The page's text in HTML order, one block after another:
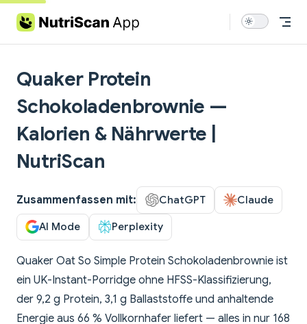
Skip to content
Quaker Protein
Schokoladenbrownie —
Kalorien & Nährwerte |
NutriScan
Zusammenfassen mit: ChatGPT Claude
AI Mode Perplexity
Quaker Oat So Simple Protein Schokoladenbrownie ist
ein UK-Instant-Porridge ohne HFSS-Klassifizierung,
der 9,2 g Protein, 3,1 g Ballaststoffe und anhaltende
Energie aus 66 % Vollkornhafer liefert — alles in nur 168